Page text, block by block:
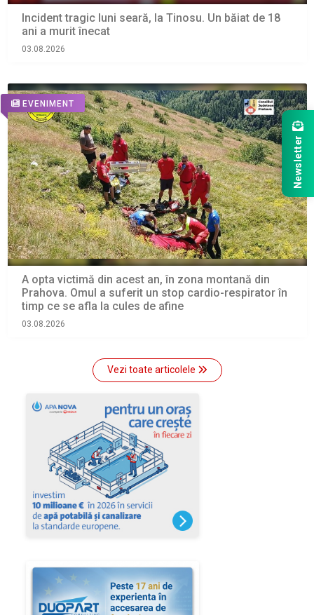
Incident tragic luni seară, la Tinosu. Un băiat de 18
ani a murit înecat
03.08.2026
EVENIMENT
A opta victimă din acest an, în zona montană din
Prahova. Omul a suferit un stop cardio-respirator în
timp ce se afla la cules de afine
03.08.2026
Vezi toate articolele
Newsletter